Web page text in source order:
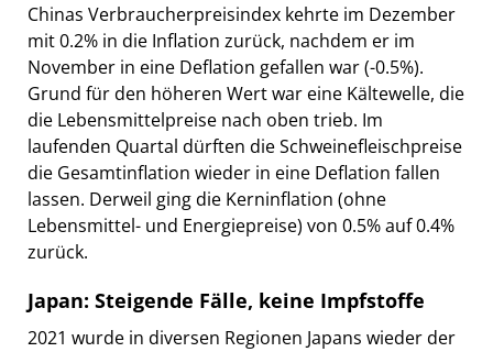
Chinas Verbraucherpreisindex kehrte im Dezember
mit 0.2% in die Inflation zurück, nachdem er im
November in eine Deflation gefallen war (-0.5%).
Grund für den höheren Wert war eine Kältewelle, die
die Lebensmittelpreise nach oben trieb. Im
laufenden Quartal dürften die Schweinefleischpreise
die Gesamtinflation wieder in eine Deflation fallen
lassen. Derweil ging die Kerninflation (ohne
Lebensmittel- und Energiepreise) von 0.5% auf 0.4%
zurück.
Japan: Steigende Fälle, keine Impfstoffe
2021 wurde in diversen Regionen Japans wieder der